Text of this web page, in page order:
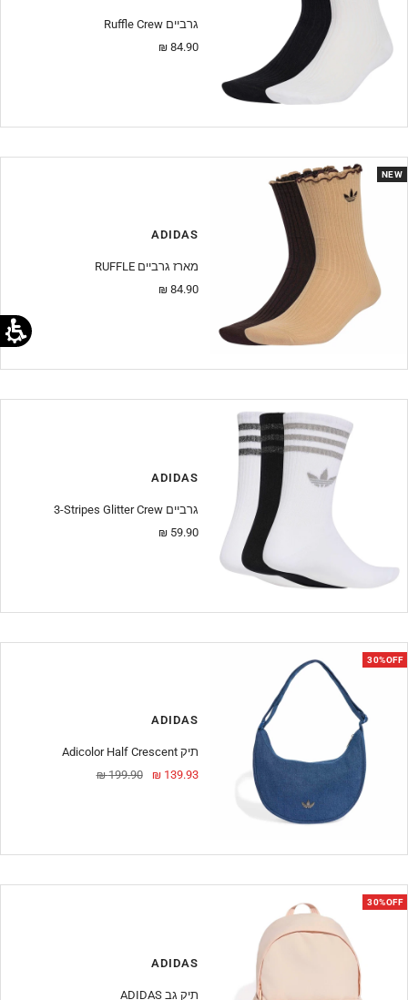
Ruffle Crew גרביים
מחיר
84.90 ₪
NEW
ADIDAS
RUFFLE מארז גרביים
מחיר
84.90 ₪
ADIDAS
3-Stripes Glitter Crew גרביים
מחיר
59.90 ₪
30%OFF
ADIDAS
Adicolor Half Crescent תיק
מחיר
139.93 ₪ מחיר
199.90 ₪
30%OFF
ADIDAS
ADIDAS תיק גב